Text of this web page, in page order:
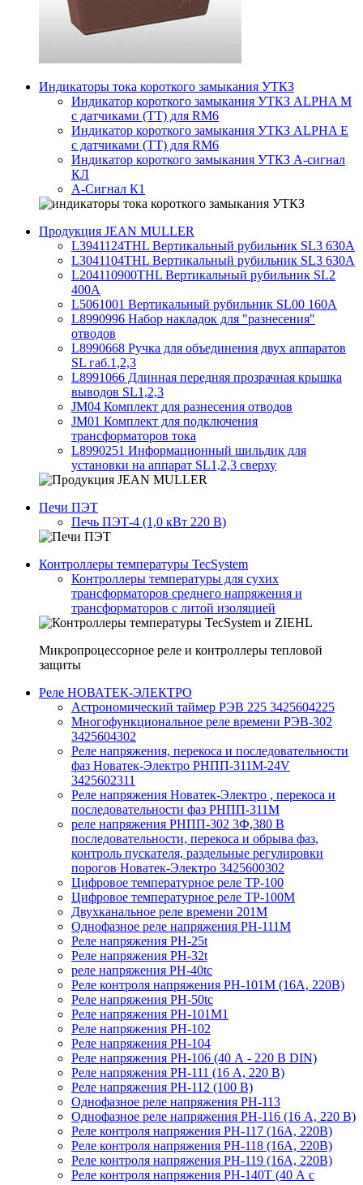
Индикаторы тока короткого замыкания УТКЗ
Индикатор короткого замыкания УТКЗ ALPHA M
с датчиками (ТТ) для RM6
Индикатор короткого замыкания УТКЗ ALPHA E
с датчиками (ТТ) для RM6
Индикатор короткого замыкания УТКЗ А-сигнал
КЛ
А-Сигнал К1
Продукция JEAN MULLER
L3941124THL Вертикальный рубильник SL3 630А
L3041104THL Вертикальный рубильник SL3 630А
L204110900THL Вертикальный рубильник SL2
400А
L5061001 Вертикальный рубильник SL00 160А
L8990996 Набор накладок для "разнесения"
отводов
L8990668 Ручка для объединения двух аппаратов
SL габ.1,2,3
L8991066 Длинная передняя прозрачная крышка
выводов SL1,2,3
JM04 Комплект для разнесения отводов
JM01 Комплект для подключения
трансформаторов тока
L8990251 Информационный шильдик для
установки на аппарат SL1,2,3 сверху
Печи ПЭТ
Печь ПЭТ-4 (1,0 кВт 220 В)
Контроллеры температуры TecSystem
Контроллеры температуры для сухих
трансформаторов среднего напряжения и
трансформаторов с литой изоляцией
Микропроцессорное реле и контроллеры тепловой
защиты
Реле НОВАТЕК-ЭЛЕКТРО
Астрономический таймер РЭВ 225 3425604225
Многофункциональное реле времени РЭВ-302
3425604302
Реле напряжения, перекоса и последовательности
фаз Новатек-Электро РНПП-311М-24V
3425602311
Реле напряжения Новатек-Электро , перекоса и
последовательности фаз РНПП-311М
реле напряжения РНПП-302 3Ф,380 В
последовательности, перекоса и обрыва фаз,
контроль пускателя, раздельные регулировки
порогов Новатек-Электро 3425600302
Цифровое температурное реле ТР-100
Цифровое температурное реле ТР-100М
Двухканальное реле времени 201М
Однофазное реле напряжения РН-111М
Реле напряжения РН-25t
Реле напряжения РН-32t
реле напряжения РН-40tc
Реле контроля напряжения РН-101М (16А, 220В)
Реле напряжения РН-50tc
Реле напряжения РН-101М1
Реле напряжения РН-102
Реле напряжения РН-104
Реле напряжения РН-106 (40 А - 220 В DIN)
Реле напряжения РН-111 (16 А, 220 В)
Реле напряжения РН-112 (100 В)
Однофазное реле напряжения РН-113
Однофазное реле напряжения РН-116 (16 А, 220 В)
Реле контроля напряжения РН-117 (16А, 220В)
Реле контроля напряжения РН-118 (16А, 220В)
Реле контроля напряжения РН-119 (16А, 220В)
Реле контроля напряжения РН-140Т (40 А с